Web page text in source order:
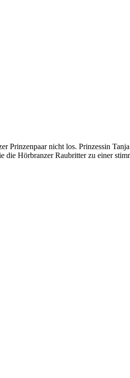
Prinzenpaar nicht los. Prinzessin
Hörbranzer Raubritter zu einer